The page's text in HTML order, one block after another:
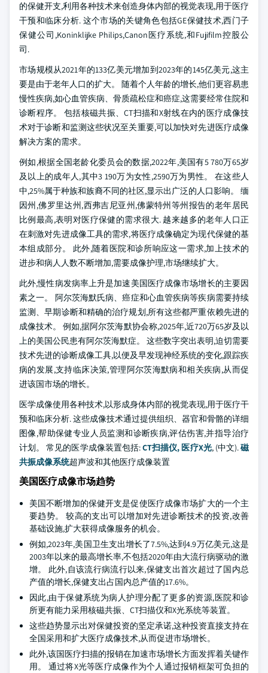
的保健开支,利用各种技术来创造身体内部的视觉表现,用于医疗
干预和临床分析. 这个市场的关键角色包括GE保健技术,西门子
保健公司,Koninklijke Philips,Canon医疗系统,和Fujifilm控股公
司.
市场规模从2021年的133亿美元增加到2023年的145亿美元,这主
要是由于老年人口的扩大。 随着个人年龄的增长,他们更容易患
慢性疾病,如心血管疾病、骨质疏松症和癌症,这需要经常住院和
诊断程序。 包括核磁共振、CT扫描和X射线在内的医疗成像技
术对于诊断和监测这些状况至关重要,可以加快对先进医疗成像
解决方案的需求。
例如,根据全国老龄化委员会的数据,2022年,美国有5 780万65岁
及以上的成年人,其中3 190万为女性,2590万为男性。 在这些人
中,25%属于种族和族裔不同的社区,显示出广泛的人口影响。 缅
因州,佛罗里达州,西弗吉尼亚州,佛蒙特州等州报告的老年居民
比例最高,表明对医疗保健的需求很大. 越来越多的老年人口正
在刺激对先进成像工具的需求,将医疗成像确定为现代保健的基
本组成部分。 此外,随着医院和诊所响应这一需求,加上技术的
进步和病人人数不断增加,需要成像护理,市场继续扩大。
此外,慢性病发病率上升是加速美国医疗成像市场增长的主要因
素之一。 阿尔茨海默氏病、癌症和心血管疾病等疾病需要持续
监测、早期诊断和精确的治疗规划,所有这些都严重依赖先进的
成像技术。 例如,据阿尔茨海默协会称,2025年,近720万65岁及以
上的美国公民患有阿尔茨海默症。 这些数字突出表明,迫切需要
技术先进的诊断成像工具,以便及早发现神经系统的变化,跟踪疾
病的发展,支持临床决策,管理阿尔茨海默病和相关疾病,从而促
进该国市场的增长。
医学成像使用各种技术,以形成身体内部的视觉表现,用于医疗干
预和临床分析. 这些成像技术通过提供组织、器官和骨骼的详细
图像,帮助保健专业人员监测和诊断疾病,评估伤害,并指导治疗
计划。 常见的医学成像装置包括:CT扫描仪, 医疗X光, (中文).磁
共振成像系统超声波和其他医疗成像装置
美国医疗成像市场趋势
美国不断增加的保健开支是促使医疗成像市场扩大的一个主
要趋势。 较高的支出可以增加对先进诊断技术的投资,改善
基础设施,扩大获得成像服务的机会。
例如,2023年,美国卫生支出增长了7.5%,达到4.9万亿美元,这是
2003年以来的最高增长率,不包括2020年由大流行病驱动的激
增。 此外,自该流行病流行以来,保健支出首次超过了国内总
产值的增长,保健支出占国内总产值的17.6%。
因此,由于保健系统为病人护理分配了更多的资源,医院和诊
所更有能力采用核磁共振、CT扫描仪和X光系统等装置。
这些趋势显示出对保健投资的坚定承诺,这种投资直接支持在
全国采用和扩大医疗成像技术,从而促进市场增长。
此外,该国医疗扫描的报销在加速市场增长方面发挥着关键作
用。 通过将X光等医疗成像作为个人通过报销框架可负担的